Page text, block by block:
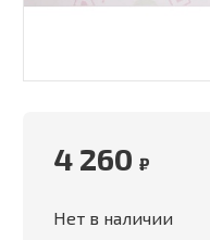
4 260 ₽
Нет в наличии